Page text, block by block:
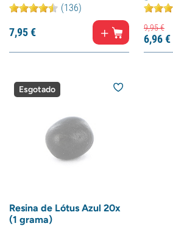
(136)
7,95€ 9,95€
6,96€
Esgotado
Resina de Lótus Azul 20x
(1 grama)